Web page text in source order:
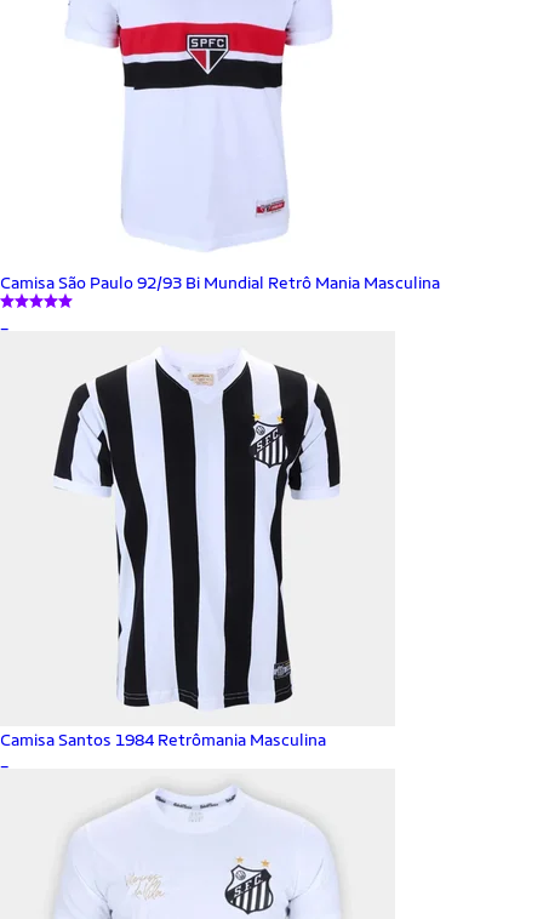
Camisa São Paulo 92/93 Bi Mundial Retrô Mania Masculina
Camisa Santos 1984 Retrômania Masculina